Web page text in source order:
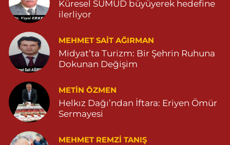
Büşra Eczanesi
SAĞLIK OCAĞI YANI 04823812379
0 (482) 381 23 79 Yol Tarifi Al
Yavuz Eczanesi
MARDİN CADDE NO:20A 04825712234
0 (482) 571 22 34 Yol Tarifi Al
Küresel SUMUD büyüyerek hedefine
ilerliyor
MEHMET SAIT AĞIRMAN
Midyat’ta Turizm: Bir Şehrin Ruhuna
Dokunan Değişim
METIN ÖZMEN
Helkız Dağı’ndan İftara: Eriyen Ömür
Sermayesi
MEHMET REMZI TANIŞ